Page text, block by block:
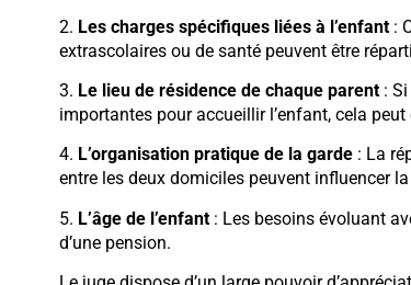
2. Les charges spécifiques liées à l’enfant:
extrascolaires ou de santé peuvent être
3. Le lieu de résidence de chaque parent: Si
importantes pour accueillir l’enfant, cela
4. L’organisation pratique de la garde: La
entre les deux domiciles peuvent influencer
5. L’âge de l’enfant: Les besoins évoluant
d’une pension.